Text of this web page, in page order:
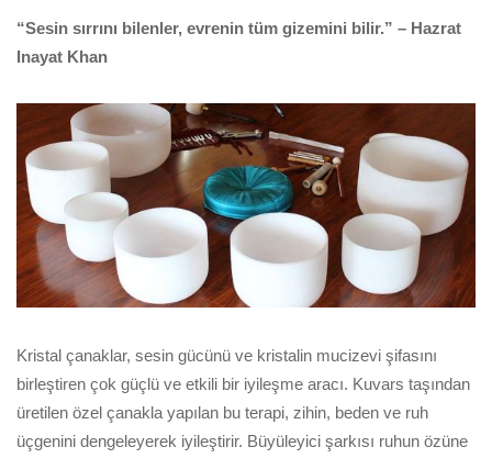
“Sesin sırrını bilenler, evrenin tüm gizemini bilir.” – Hazrat
Inayat Khan
Kristal çanaklar, sesin gücünü ve kristalin mucizevi şifasını
birleştiren çok güçlü ve etkili bir iyileşme aracı. Kuvars taşından
üretilen özel çanakla yapılan bu terapi, zihin, beden ve ruh
üçgenini dengeleyerek iyileştirir. Büyüleyici şarkısı ruhun özüne